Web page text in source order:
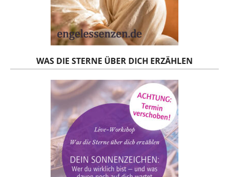
WAS DIE STERNE ÜBER DICH ERZÄHLEN